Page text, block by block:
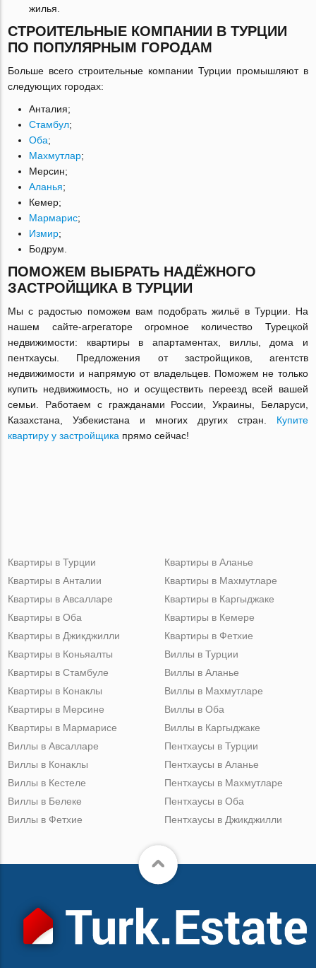
жилья.
СТРОИТЕЛЬНЫЕ КОМПАНИИ В ТУРЦИИ
ПО ПОПУЛЯРНЫМ ГОРОДАМ
Больше всего строительные компании Турции промышляют в
следующих городах:
Анталия;
Стамбул;
Оба;
Махмутлар;
Мерсин;
Аланья;
Кемер;
Мармарис;
Измир;
Бодрум.
ПОМОЖЕМ ВЫБРАТЬ НАДЁЖНОГО
ЗАСТРОЙЩИКА В ТУРЦИИ
Мы с радостью поможем вам подобрать жильё в Турции. На
нашем сайте-агрегаторе огромное количество Турецкой
недвижимости: квартиры в апартаментах, виллы, дома и
пентхаусы. Предложения от застройщиков, агентств
недвижимости и напрямую от владельцев. Поможем не только
купить недвижимость, но и осуществить переезд всей вашей
семьи. Работаем с гражданами России, Украины, Беларуси,
Казахстана, Узбекистана и многих других стран. Купите
квартиру у застройщика прямо сейчас!
Квартиры в Турции
Квартиры в Анталии
Квартиры в Авсалларе
Квартиры в Оба
Квартиры в Джикджилли
Квартиры в Аланье
Квартиры в Махмутларе
Квартиры в Каргыджаке
Квартиры в Кемере
Квартиры в Фетхие
Квартиры в Коньяалты
Квартиры в Стамбуле
Квартиры в Конаклы
Квартиры в Мерсине
Квартиры в Мармарисе
Виллы в Турции
Виллы в Аланье
Виллы в Махмутларе
Виллы в Оба
Виллы в Каргыджаке
Виллы в Авсалларе
Виллы в Конаклы
Виллы в Кестеле
Виллы в Белеке
Виллы в Фетхие
Пентхаусы в Турции
Пентхаусы в Аланье
Пентхаусы в Махмутларе
Пентхаусы в Оба
Пентхаусы в Джикджилли